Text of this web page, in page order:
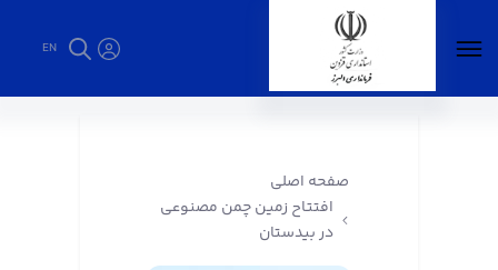
EN
صفحه اصلی
افتتاح زمین چمن مصنوعی
در بیدستان